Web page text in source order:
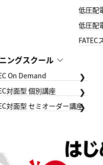
低圧配
低圧配
FATEC
ングスクール
On Demand
対面型 個別講座
対面型 セミオーダー講座